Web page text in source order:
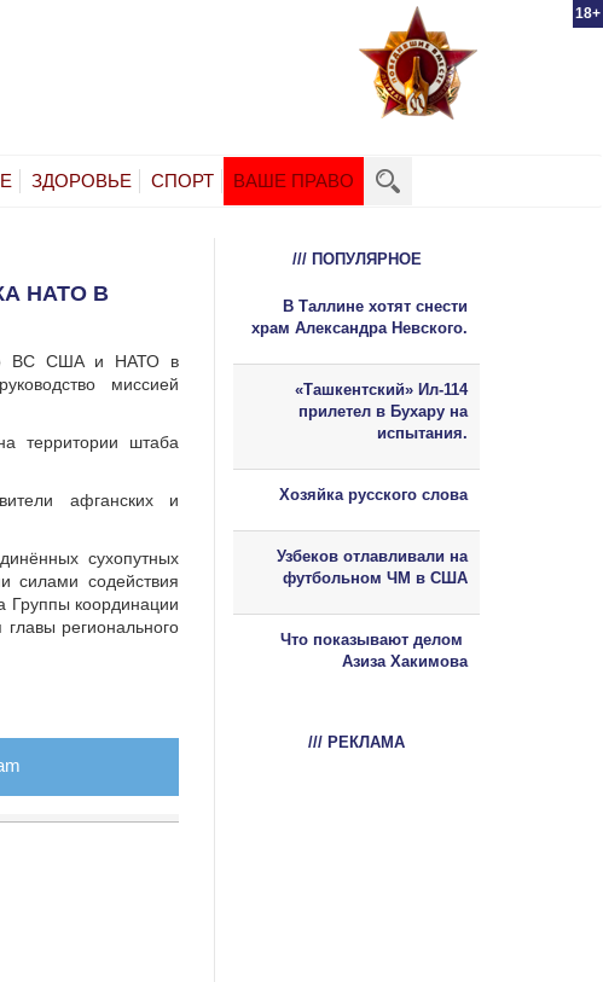
18+
ЗДОРОВЬЕ СПОРТ ВАШЕ ПРАВО
НАТО В
ВС США и НАТО в
миссией
территории штаба
афганских и
сухопутных
силами содействия
Группы координации
регионального
/// ПОПУЛЯРНОЕ
В Таллине хотят снести
храм Александра Невского.
«Ташкентский» Ил-114
прилетел в Бухару на
испытания.
Хозяйка русского слова
Узбеков отлавливали на
футбольном ЧМ в США
Что показывают делом
Азиза Хакимова
/// РЕКЛАМА